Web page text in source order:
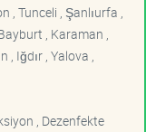
, Tunceli , Şanlıurfa ,
, Karaman ,
, Iğdır , Yalova ,
, Dezenfekte